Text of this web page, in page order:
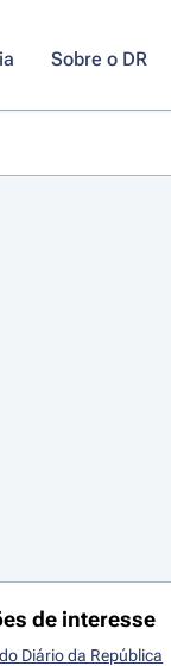
Sobre o DR
de interesse
Diário da República